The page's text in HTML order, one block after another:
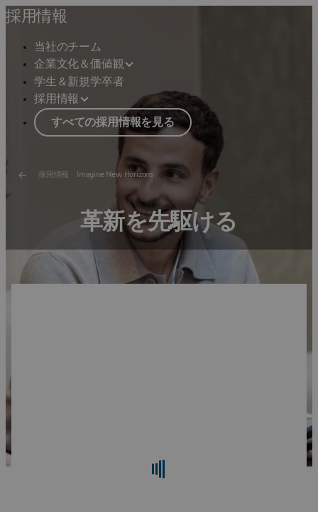
採用情報
当社のチーム
企業文化＆価値観
学生＆新規学卒者
採用情報
すべての採用情報を見る
採用情報 Imagine New Horizons
革新を先駆ける